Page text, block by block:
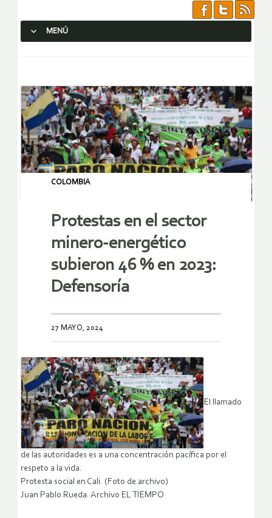
MENÚ
COLOMBIA
Protestas en el sector
minero-energético
subieron 46 % en 2023:
Defensoría
27 MAYO, 2024
El llamado
de las autoridades es a una concentración pacífica por el
respeto a la vida.
Protesta social en Cali. (Foto de archivo)
Juan Pablo Rueda. Archivo EL TIEMPO